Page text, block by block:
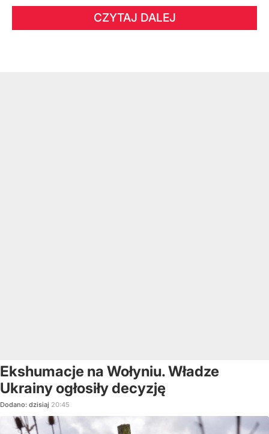
CZYTAJ DALEJ
Ekshumacje na Wołyniu. Władze
Ukrainy ogłosiły decyzję
Dodano: dzisiaj 20:45